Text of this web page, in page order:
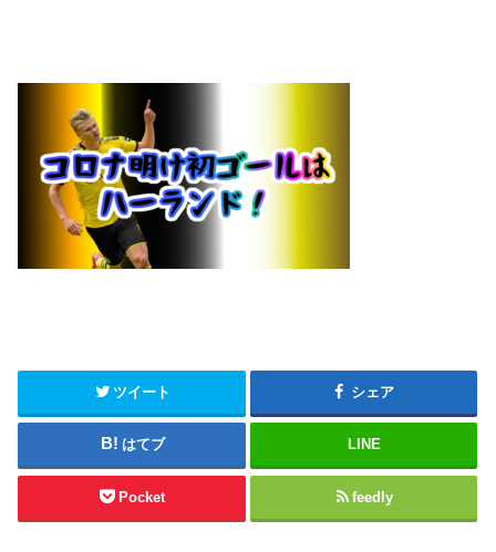
ツイート シェア
はてブ LINE
Pocket feedly